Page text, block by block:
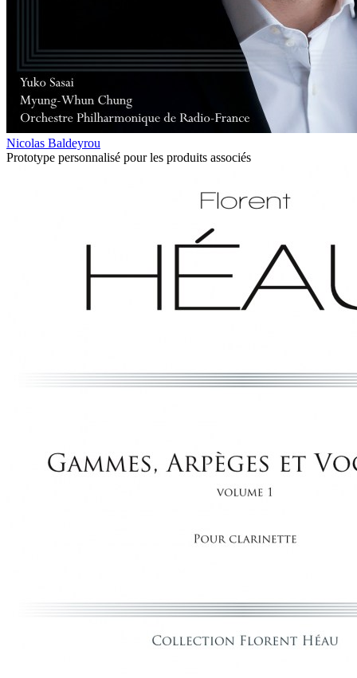
Nicolas Baldeyrou
Prototype personnalisé pour les produits associés